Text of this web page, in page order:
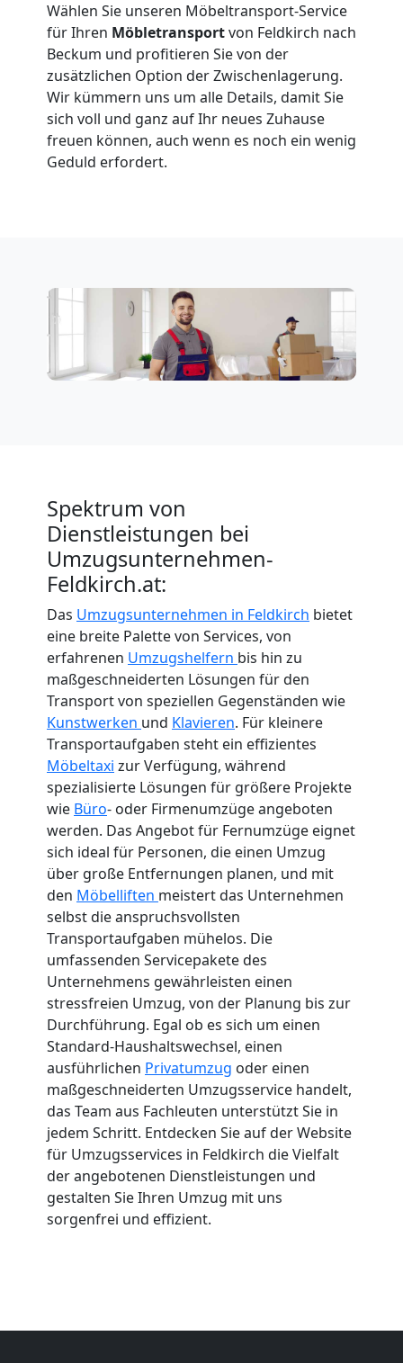
Wählen Sie unseren Möbeltransport-Service
für Ihren Möbletransportvon Feldkirch nach
Beckum und profitieren Sie von der
zusätzlichen Option der Zwischenlagerung.
Wir kümmern uns um alle Details, damit Sie
sich voll und ganz auf Ihr neues Zuhause
freuen können, auch wenn es noch ein wenig
Geduld erfordert.
Spektrum von
Dienstleistungen bei
Umzugsunternehmen-
Feldkirch.at:
Das Umzugsunternehmen in Feldkirch bietet
eine breite Palette von Services, von
erfahrenen Umzugshelfern bis hin zu
maßgeschneiderten Lösungen für den
Transport von speziellen Gegenständen wie
Kunstwerken und Klavieren. Für kleinere
Transportaufgaben steht ein effizientes
Möbeltaxi zur Verfügung, während
spezialisierte Lösungen für größere Projekte
wie Büro- oder Firmenumzüge angeboten
werden. Das Angebot für Fernumzüge eignet
sich ideal für Personen, die einen Umzug
über große Entfernungen planen, und mit
den Möbelliften meistert das Unternehmen
selbst die anspruchsvollsten
Transportaufgaben mühelos. Die
umfassenden Servicepakete des
Unternehmens gewährleisten einen
stressfreien Umzug, von der Planung bis zur
Durchführung. Egal ob es sich um einen
Standard-Haushaltswechsel, einen
ausführlichen Privatumzug oder einen
maßgeschneiderten Umzugsservice handelt,
das Team aus Fachleuten unterstützt Sie in
jedem Schritt. Entdecken Sie auf der Website
für Umzugsservices in Feldkirch die Vielfalt
der angebotenen Dienstleistungen und
gestalten Sie Ihren Umzug mit uns
sorgenfrei und effizient.